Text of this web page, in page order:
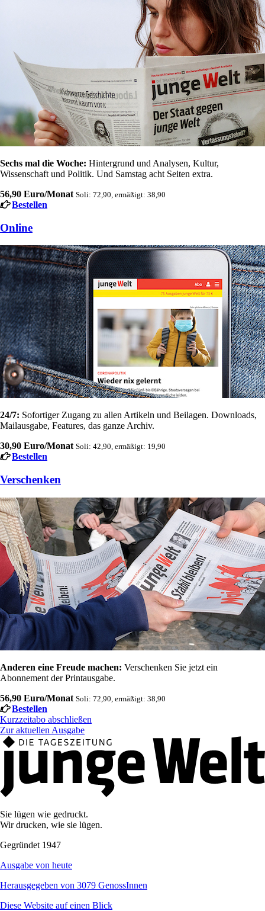
Sechs mal die Woche: Hintergrund und Analysen, Kultur,
Wissenschaft und Politik. Und Samstag acht Seiten extra.
56,90 Euro/Monat Soli: 72,90, ermäßigt: 38,90
Bestellen
Online
24/7: Sofortiger Zugang zu allen Artikeln und Beilagen. Downloads,
Mailausgabe, Features, das ganze Archiv.
30,90 Euro/Monat Soli: 42,90, ermäßigt: 19,90
Bestellen
Verschenken
Anderen eine Freude machen: Verschenken Sie jetzt ein
Abonnement der Printausgabe.
56,90 Euro/Monat Soli: 72,90, ermäßigt: 38,90
Bestellen
Kurzzeitabo abschließen
Zur aktuellen Ausgabe
Sie lügen wie gedruckt.
Wir drucken, wie sie lügen.
Gegründet 1947
Ausgabe von heute
Herausgegeben von 3079 GenossInnen
Diese Website auf einen Blick